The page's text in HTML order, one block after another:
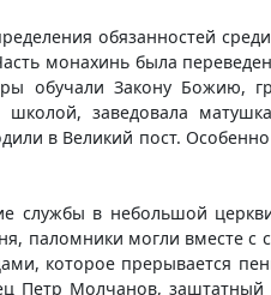
обязанностей
монахинь была
обучали Закону
школой, заведовала
в Великий пост.
службы в небольшой
паломники могли
которое прерывается
Петр Молчанов,